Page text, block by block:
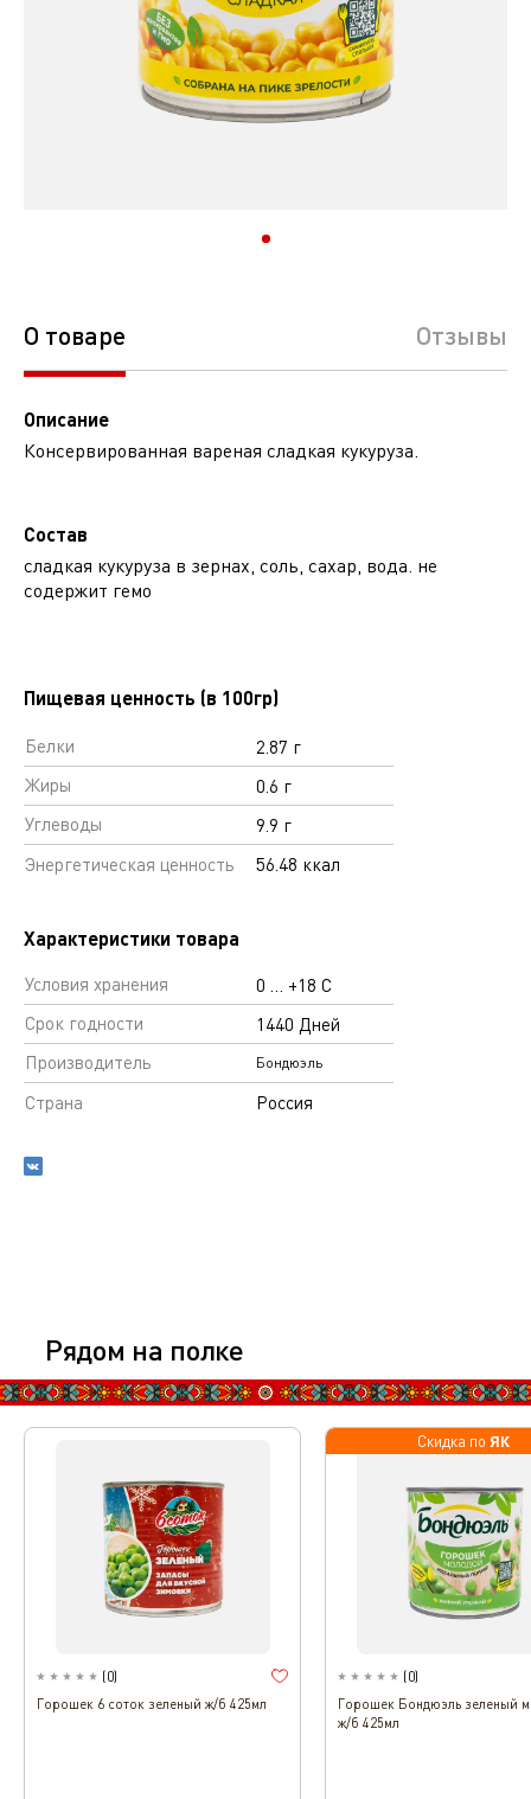
О товаре Отзывы
Описание
Консервированная вареная сладкая кукуруза.
Состав
сладкая кукуруза в зернах, соль, сахар, вода. не
содержит гемо
Пищевая ценность (в 100гр)
Белки
2.87 г
Жиры
0.6 г
Углеводы
9.9 г
Энергетическая ценность
56.48 ккал
Характеристики товара
Условия хранения
0 … +18 С
Срок годности
1440 Дней
Производитель
Бондюэль
Страна Россия
Рядом на полке
(0)
Горошек 6 соток зеленый ж/б 425мл
Скидка по ЯК
(0)
Горошек Бондюэль зеленый
ж/б 425мл